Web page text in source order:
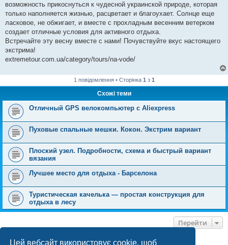
Цей вебсайт використовує cookie, щоб
возможность прикоснуться к чудесной украинской природе, которая
только наполняется жизнью, расцветает и благоухает. Солнце еще
ласковое, не обжигает, и вместе с прохладным весенним ветерком
создает отличные условия для активного отдыха.
Встречайте эту весну вместе с нами! Почувствуйте вкус настоящего
экстрима!
extremetour.com.ua/category/tours/na-vode/
1 повідомлення • Сторінка 1 з 1
Схожі теми
Отличный GPS велокомпьютер с Aliexpress
Пуховые спальные мешки. Кокон. Экстрим вариант
Плоский узел. Подробности, схема и быстрый вариант
вязания
Лучшее место для отдыха - Барселона
Туристическая качелька — простая конструкция для
отдыха в лесу
Перейти